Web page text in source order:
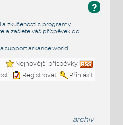
?
a zkušenosti s programy
a zašlete váš příspěvek do
Nejnovější příspěvky
Registrovat Přihlásit
archiv